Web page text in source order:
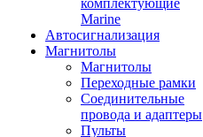
комплектующие
Marine
Автосигнализация
Магнитолы
Магнитолы
Переходные рамки
Соединительные
провода и адаптеры
Пульты